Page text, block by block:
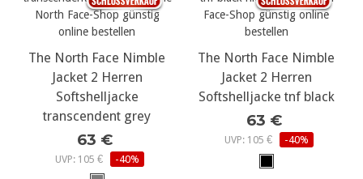
The North Face Nimble
Jacket 2 Herren
Softshelljacke
transcendent grey
63 €
UVP: 105 € -40%
The North Face Nimble
Jacket 2 Herren
Softshelljacke tnf black
63 €
UVP: 105 € -40%